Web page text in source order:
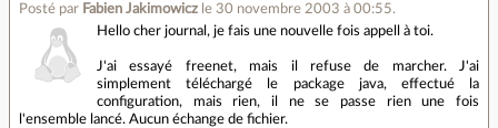
Posté par Fabien Jakimowicz le 30 novembre 2003 à 00:55.
Hello cher journal, je fais une nouvelle fois appell à toi.
J'ai essayé freenet, mais il refuse de marcher. J'ai
simplement téléchargé le package java, effectué la
configuration, mais rien, il ne se passe rien une fois
l'ensemble lancé. Aucun échange de fichier.